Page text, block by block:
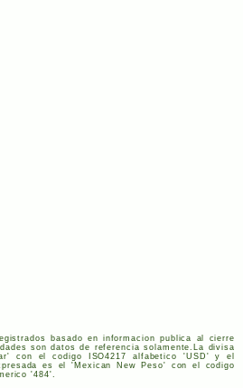
basado en informacion publica al cierre
son datos de referencia solamente.La divisa
con el codigo ISO4217 alfabetico 'USD ' y el
es el 'Mexican New Peso' con el codigo
'484'.